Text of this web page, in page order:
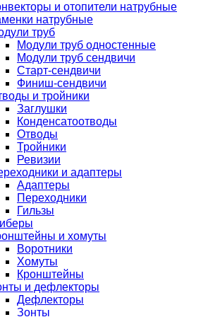
и отопители натрубные
натрубные
труб
Модули труб одностенные
Модули труб сендвичи
Старт-сендвичи
Финиш-сендвичи
и тройники
Заглушки
Конденсатоотводы
Отводы
Тройники
Ревизии
и адаптеры
Адаптеры
Переходники
Гильзы
и хомуты
Воротники
Хомуты
Кронштейны
и дефлекторы
Дефлекторы
Зонты